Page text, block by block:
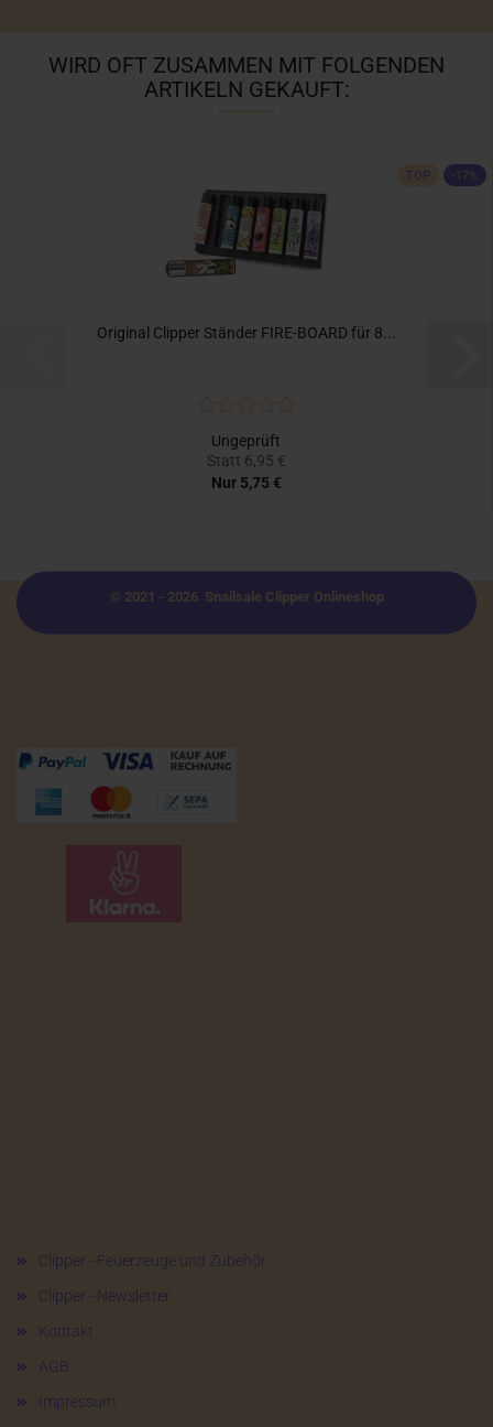
WIRD OFT ZUSAMMEN MIT FOLGENDEN
ARTIKELN GEKAUFT:
TOP -17%
Original Clipper Ständer FIRE-BOARD für 8...
Ungeprüft
Statt 6,95 €
Nur 5,75 €
© 2021 - 2026 Snailsale Clipper Onlineshop
Clipper - Feuerzeuge und Zubehör
Clipper - Newsletter
Kontakt
AGB
Impressum